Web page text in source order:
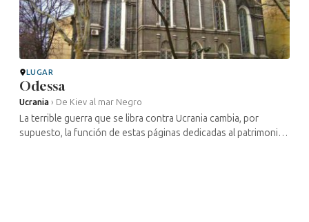
LUGAR
Odessa
Ucrania › De Kiev al mar Negro
La terrible guerra que se libra contra Ucrania cambia, por
supuesto, la función de estas páginas dedicadas al patrimonio